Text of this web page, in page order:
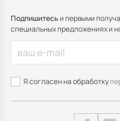
Подпишитесьи первыми
специальных предложениях и
Я согласен на обработку